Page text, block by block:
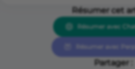
Article L 145- 5 du Code de
Articles 1709 et suivants du
Cass. Civ. 3, 29 avril 2009,
Résumer cet
Résumer avec
Résumer avec
Partager :